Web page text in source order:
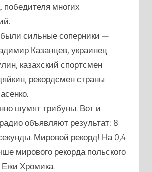
победителя многих
сильные соперники —
Казанцев, украинец
казахский спортсмен
рекордсмен страны
шумят трибуны. Вот и
объявляют результат: 8
Мировой рекорд! На 0,4
мирового рекорда польского
Хромика.